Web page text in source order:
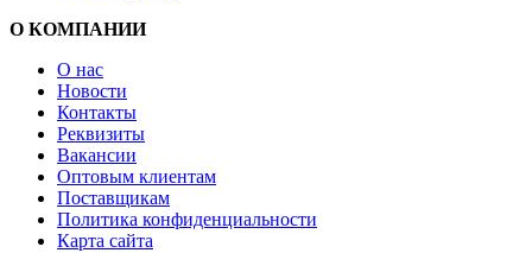
О КОМПАНИИ
О нас
Новости
Контакты
Реквизиты
Вакансии
Оптовым клиентам
Поставщикам
Политика конфиденциальности
Карта сайта